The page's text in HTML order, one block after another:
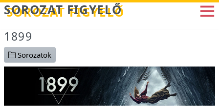
Betöltés...
SOROZAT FIGYELŐ
1899
Sorozatok